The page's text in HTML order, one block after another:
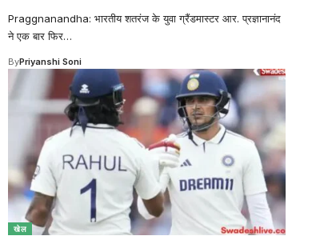
Praggnanandha: भारतीय शतरंज के युवा ग्रैंडमास्टर आर. प्रज्ञानानंद
ने एक बार फिर…
ByPriyanshi Soni
खेल